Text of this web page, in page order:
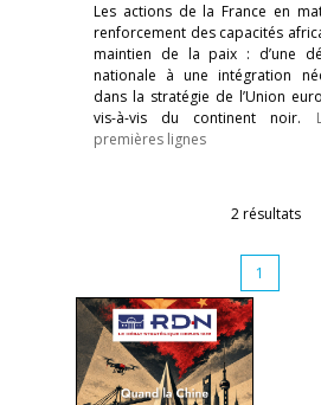
Les actions de la France en
renforcement des capacités
maintien de la paix : d’une
nationale à une intégration
dans la stratégie de l’Union
vis-à-vis du continent noir.
premières lignes
2 résultats
1